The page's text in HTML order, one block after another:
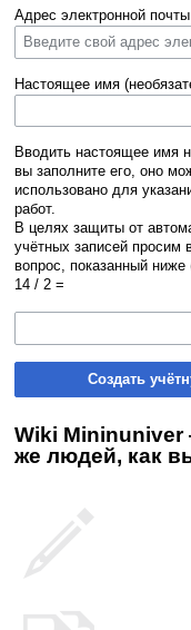
Адрес электронной почты
Настоящее имя
Вводить настоящее имя
вы заполните его, оно
использовано для
работ.
В целях защиты от
учётных записей просим
вопрос, показанный ниже
14 / 2 =
Создать
Wiki Mininuniver
же людей, как